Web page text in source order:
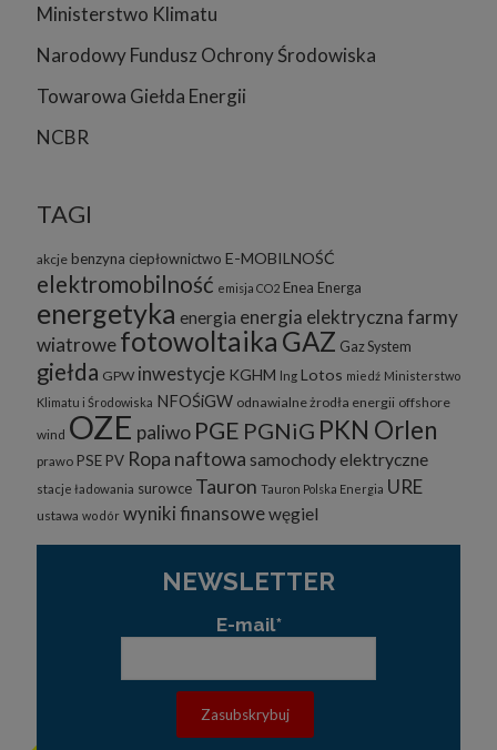
Ministerstwo Klimatu
Narodowy Fundusz Ochrony Środowiska
Towarowa Giełda Energii
NCBR
TAGI
akcje benzyna ciepłownictwo E-MOBILNOŚĆ
elektromobilność emisja CO2 Enea Energa
energetyka energia energia elektrycznafarmy
wiatrowefotowoltaika GAZ Gaz System
giełda GPW inwestycje KGHM lng Lotos miedź Ministerstwo
Klimatu i Środowiska NFOŚiGW odnawialne żrodła energii offshore
wind OZE paliwo PGE PGNiG PKN Orlen
prawo PSE PV Ropa naftowa samochody elektryczne
stacje ładowania surowce Tauron Tauron Polska Energia URE
ustawa wodór wyniki finansowewęgiel
NEWSLETTER
E-mail*